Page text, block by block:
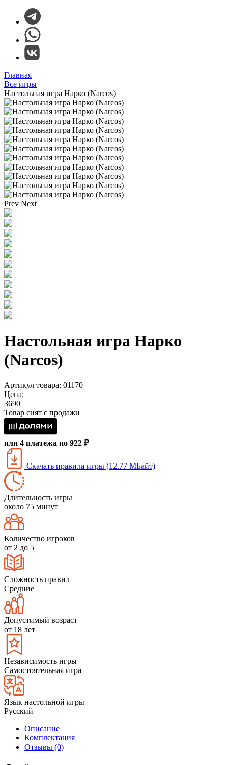
Главная
Все игры
Настольная игра Нарко (Narcos)
Prev Next
Настольная игра Нарко
(Narcos)
Артикул товара: 01170
Цена:
3690
Товар снят с продажи
или 4 платежа по 922 ₽
Скачать правила игры (12.77 МБайт)
Длительность игры
около 75 минут
Количество игроков
от 2 до 5
Сложность правил
Средние
Допустимый возраст
от 18 лет
Независимость игры
Самостоятельная игра
Язык настольной игры
Русский
Описание
Комплектация
Отзывы (0)